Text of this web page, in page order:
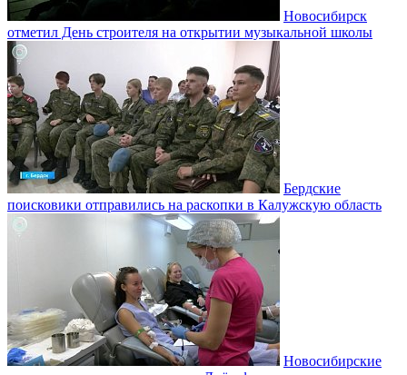
Новосибирск
отметил День строителя на открытии музыкальной школы
Бердские
поисковики отправились на раскопки в Калужскую область
Новосибирские